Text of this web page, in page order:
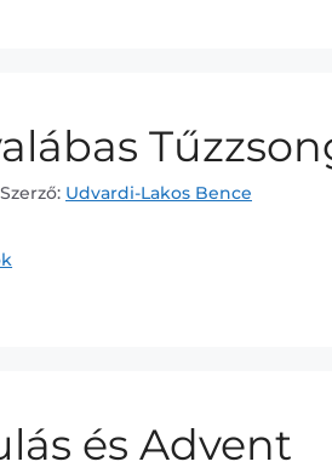
Szerző: Udvardi-Lakos Bence
és Advent